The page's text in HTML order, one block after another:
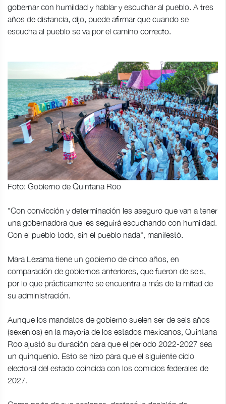
gobernar con humildad y hablar y escuchar al pueblo. A tres
años de distancia, dijo, puede afirmar que cuando se
escucha al pueblo se va por el camino correcto.
Foto: Gobierno de Quintana Roo
"Con convicción y determinación les aseguro que van a tener
una gobernadora que les seguirá escuchando con humildad.
Con el pueblo todo, sin el pueblo nada", manifestó.
Mara Lezama tiene un gobierno de cinco años, en
comparación de gobiernos anteriores, que fueron de seis,
por lo que prácticamente se encuentra a más de la mitad de
su administración.
Aunque los mandatos de gobierno suelen ser de seis años
(sexenios) en la mayoría de los estados mexicanos, Quintana
Roo ajustó su duración para que el periodo 2022-2027 sea
un quinquenio. Esto se hizo para que el siguiente ciclo
electoral del estado coincida con los comicios federales de
2027.